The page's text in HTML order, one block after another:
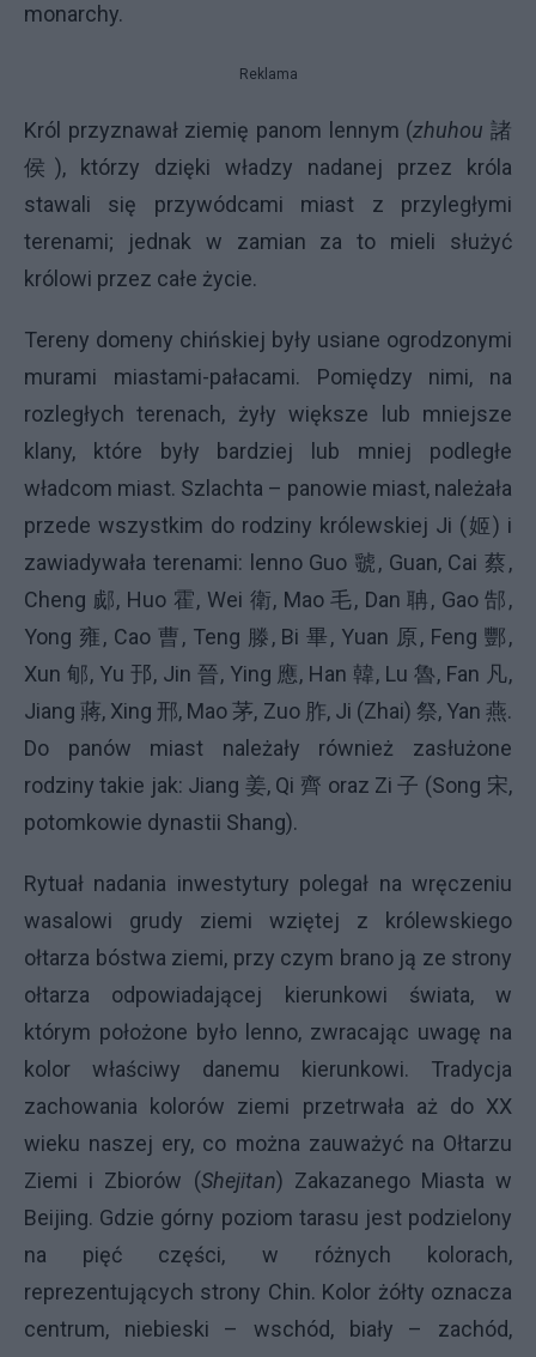
monarchy.
Reklama
Król przyznawał ziemię panom lennym (zhuhou 諸
侯), którzy dzięki władzy nadanej przez króla
stawali się przywódcami miast z przyległymi
terenami; jednak w zamian za to mieli służyć
królowi przez całe życie.
Tereny domeny chińskiej były usiane ogrodzonymi
murami miastami-pałacami. Pomiędzy nimi, na
rozległych terenach, żyły większe lub mniejsze
klany, które były bardziej lub mniej podległe
władcom miast. Szlachta – panowie miast, należała
przede wszystkim do rodziny królewskiej Ji (姬) i
zawiadywała terenami: lenno Guo 虢, Guan, Cai 蔡,
Cheng 郕, Huo 霍, Wei 衛, Mao 毛, Dan 聃, Gao 郜,
Yong 雍, Cao 曹, Teng 滕, Bi 畢, Yuan 原, Feng 酆,
Xun 郇, Yu 邘, Jin 晉, Ying 應, Han 韓, Lu 魯, Fan 凡,
Jiang 蔣, Xing 邢, Mao 茅, Zuo 胙, Ji (Zhai) 祭, Yan 燕.
Do panów miast należały również zasłużone
rodziny takie jak: Jiang 姜, Qi 齊 oraz Zi 子 (Song 宋,
potomkowie dynastii Shang).
Rytuał nadania inwestytury polegał na wręczeniu
wasalowi grudy ziemi wziętej z królewskiego
ołtarza bóstwa ziemi, przy czym brano ją ze strony
ołtarza odpowiadającej kierunkowi świata, w
którym położone było lenno, zwracając uwagę na
kolor właściwy danemu kierunkowi. Tradycja
zachowania kolorów ziemi przetrwała aż do XX
wieku naszej ery, co można zauważyć na Ołtarzu
Ziemi i Zbiorów (Shejitan) Zakazanego Miasta w
Beijing. Gdzie górny poziom tarasu jest podzielony
na pięć części, w różnych kolorach,
reprezentujących strony Chin. Kolor żółty oznacza
centrum, niebieski – wschód, biały – zachód,